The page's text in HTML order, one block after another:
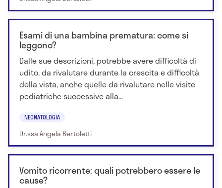
Esami di una bambina prematura: come si
leggono?
Dalle sue descrizioni, potrebbe avere difficoltà di
udito, da rivalutare durante la crescita e difficoltà
della vista, anche quelle da rivalutare nelle visite
pediatriche successive alla...
NEONATOLOGIA
Dr.ssa Angela Bertoletti
Vomito ricorrente: quali potrebbero essere le
cause?